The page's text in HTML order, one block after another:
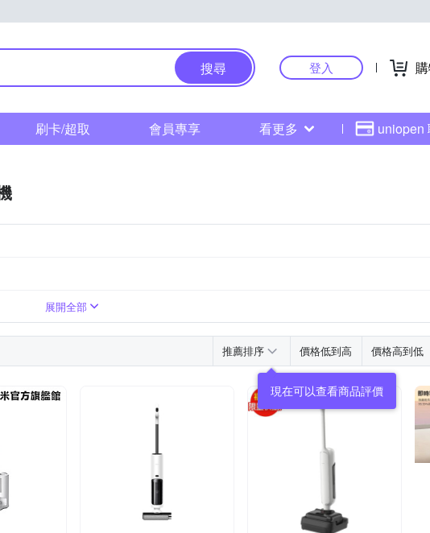
搜尋 登入
刷卡/超取 會員專享 看更多 uniopen
展開全部
推薦排序 價格低到高 價格高到低
現在可以查看商品評價